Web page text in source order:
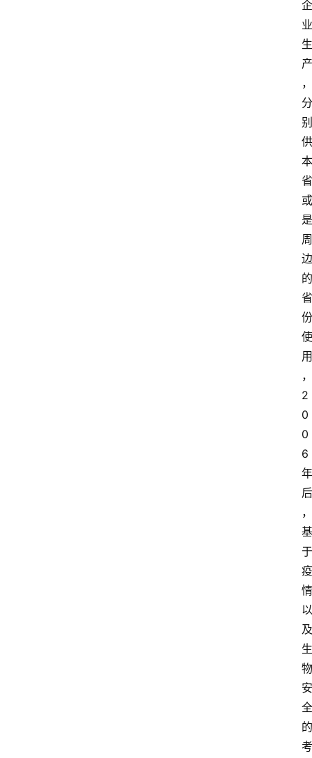
企
业
生
产
，
分
别
供
本
省
或
是
周
边
的
省
份
使
用
，
2
0
0
6
年
后
，
基
于
疫
情
以
及
生
物
安
全
的
考